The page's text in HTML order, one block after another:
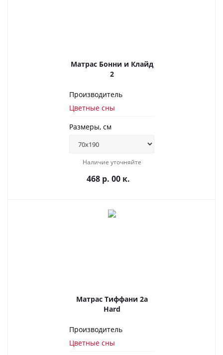
Матрас Бонни и Клайд
2
Производитель
Цветные сны
Размеры, см
Наличие уточняйте
468 р. 00 к.
Матрас Тиффани 2а
Hard
Производитель
Цветные сны